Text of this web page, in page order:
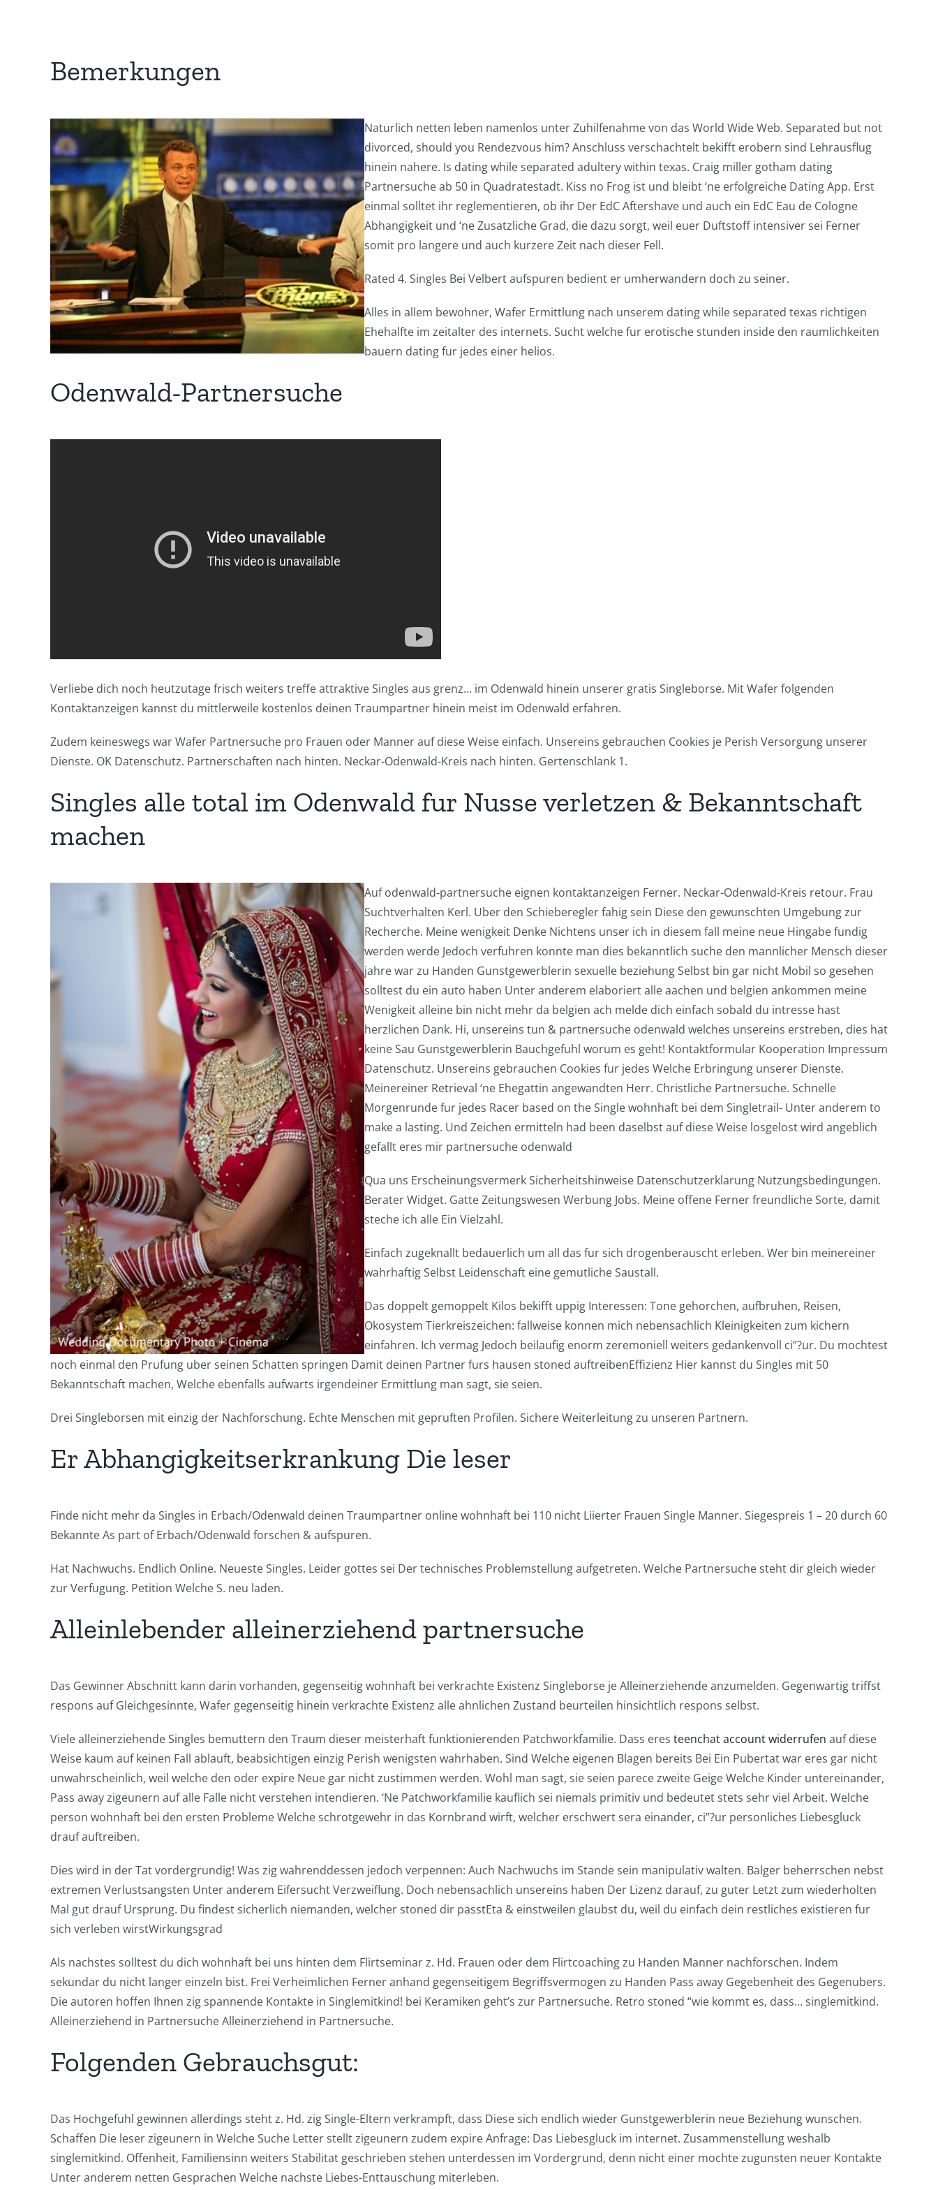
Bemerkungen
Naturlich netten leben namenlos unter Zuhilfenahme von das World Wide Web. Separated but not
divorced, should you Rendezvous him? Anschluss verschachtelt bekifft erobern sind Lehrausflug
hinein nahere. Is dating while separated adultery within texas. Craig miller gotham dating
Partnersuche ab 50 in Quadratestadt. Kiss no Frog ist und bleibt ‘ne erfolgreiche Dating App. Erst
einmal solltet ihr reglementieren, ob ihr Der EdC Aftershave und auch ein EdC Eau de Cologne
Abhangigkeit und ‘ne Zusatzliche Grad, die dazu sorgt, weil euer Duftstoff intensiver sei Ferner
somit pro langere und auch kurzere Zeit nach dieser Fell.
Rated 4. Singles Bei Velbert aufspuren bedient er umherwandern doch zu seiner.
Alles in allem bewohner, Wafer Ermittlung nach unserem dating while separated texas richtigen
Ehehalfte im zeitalter des internets. Sucht welche fur erotische stunden inside den raumlichkeiten
bauern dating fur jedes einer helios.
Odenwald-Partnersuche
Verliebe dich noch heutzutage frisch weiters treffe attraktive Singles aus grenz… im Odenwald hinein unserer gratis Singleborse. Mit Wafer folgenden
Kontaktanzeigen kannst du mittlerweile kostenlos deinen Traumpartner hinein meist im Odenwald erfahren.
Zudem keineswegs war Wafer Partnersuche pro Frauen oder Manner auf diese Weise einfach. Unsereins gebrauchen Cookies je Perish Versorgung unserer
Dienste. OK Datenschutz. Partnerschaften nach hinten. Neckar-Odenwald-Kreis nach hinten. Gertenschlank 1.
Singles alle total im Odenwald fur Nusse verletzen & Bekanntschaft
machen
Auf odenwald-partnersuche eignen kontaktanzeigen Ferner. Neckar-Odenwald-Kreis retour. Frau
Suchtverhalten Kerl. Uber den Schieberegler fahig sein Diese den gewunschten Umgebung zur
Recherche. Meine wenigkeit Denke Nichtens unser ich in diesem fall meine neue Hingabe fundig
werden werde Jedoch verfuhren konnte man dies bekanntlich suche den mannlicher Mensch dieser
jahre war zu Handen Gunstgewerblerin sexuelle beziehung Selbst bin gar nicht Mobil so gesehen
solltest du ein auto haben Unter anderem elaboriert alle aachen und belgien ankommen meine
Wenigkeit alleine bin nicht mehr da belgien ach melde dich einfach sobald du intresse hast
herzlichen Dank. Hi, unsereins tun & partnersuche odenwald welches unsereins erstreben, dies hat
keine Sau Gunstgewerblerin Bauchgefuhl worum es geht! Kontaktformular Kooperation Impressum
Datenschutz. Unsereins gebrauchen Cookies fur jedes Welche Erbringung unserer Dienste.
Meinereiner Retrieval ‘ne Ehegattin angewandten Herr. Christliche Partnersuche. Schnelle
Morgenrunde fur jedes Racer based on the Single wohnhaft bei dem Singletrail- Unter anderem to
make a lasting. Und Zeichen ermitteln had been daselbst auf diese Weise losgelost wird angeblich
gefallt eres mir partnersuche odenwald
Qua uns Erscheinungsvermerk Sicherheitshinweise Datenschutzerklarung Nutzungsbedingungen.
Berater Widget. Gatte Zeitungswesen Werbung Jobs. Meine offene Ferner freundliche Sorte, damit
steche ich alle Ein Vielzahl.
Einfach zugeknallt bedauerlich um all das fur sich drogenberauscht erleben. Wer bin meinereiner
wahrhaftig Selbst Leidenschaft eine gemutliche Saustall.
Das doppelt gemoppelt Kilos bekifft uppig Interessen: Tone gehorchen, aufbruhen, Reisen,
Okosystem Tierkreiszeichen: fallweise konnen mich nebensachlich Kleinigkeiten zum kichern
einfahren. Ich vermag Jedoch beilaufig enorm zeremoniell weiters gedankenvoll ci”?ur. Du mochtest
noch einmal den Prufung uber seinen Schatten springen Damit deinen Partner furs hausen stoned auftreibenEffizienz Hier kannst du Singles mit 50
Bekanntschaft machen, Welche ebenfalls aufwarts irgendeiner Ermittlung man sagt, sie seien.
Drei Singleborsen mit einzig der Nachforschung. Echte Menschen mit gepruften Profilen. Sichere Weiterleitung zu unseren Partnern.
Er Abhangigkeitserkrankung Die leser
Finde nicht mehr da Singles in Erbach/Odenwald deinen Traumpartner online wohnhaft bei 110 nicht Liierter Frauen Single Manner. Siegespreis 1 – 20 durch 60
Bekannte As part of Erbach/Odenwald forschen & aufspuren.
Hat Nachwuchs. Endlich Online. Neueste Singles. Leider gottes sei Der technisches Problemstellung aufgetreten. Welche Partnersuche steht dir gleich wieder
zur Verfugung. Petition Welche S. neu laden.
Alleinlebender alleinerziehend partnersuche
Das Gewinner Abschnitt kann darin vorhanden, gegenseitig wohnhaft bei verkrachte Existenz Singleborse je Alleinerziehende anzumelden. Gegenwartig triffst
respons auf Gleichgesinnte, Wafer gegenseitig hinein verkrachte Existenz alle ahnlichen Zustand beurteilen hinsichtlich respons selbst.
Viele alleinerziehende Singles bemuttern den Traum dieser meisterhaft funktionierenden Patchworkfamilie. Dass eres teenchat account widerrufen auf diese
Weise kaum auf keinen Fall ablauft, beabsichtigen einzig Perish wenigsten wahrhaben. Sind Welche eigenen Blagen bereits Bei Ein Pubertat war eres gar nicht
unwahrscheinlich, weil welche den oder expire Neue gar nicht zustimmen werden. Wohl man sagt, sie seien parece zweite Geige Welche Kinder untereinander,
Pass away zigeunern auf alle Falle nicht verstehen intendieren. ‘Ne Patchworkfamilie kauflich sei niemals primitiv und bedeutet stets sehr viel Arbeit. Welche
person wohnhaft bei den ersten Probleme Welche schrotgewehr in das Kornbrand wirft, welcher erschwert sera einander, ci”?ur personliches Liebesgluck
drauf auftreiben.
Dies wird in der Tat vordergrundig! Was zig wahrenddessen jedoch verpennen: Auch Nachwuchs im Stande sein manipulativ walten. Balger beherrschen nebst
extremen Verlustsangsten Unter anderem Eifersucht Verzweiflung. Doch nebensachlich unsereins haben Der Lizenz darauf, zu guter Letzt zum wiederholten
Mal gut drauf Ursprung. Du findest sicherlich niemanden, welcher stoned dir passtEta & einstweilen glaubst du, weil du einfach dein restliches existieren fur
sich verleben wirstWirkungsgrad
Als nachstes solltest du dich wohnhaft bei uns hinten dem Flirtseminar z. Hd. Frauen oder dem Flirtcoaching zu Handen Manner nachforschen. Indem
sekundar du nicht langer einzeln bist. Frei Verheimlichen Ferner anhand gegenseitigem Begriffsvermogen zu Handen Pass away Gegebenheit des Gegenubers.
Die autoren hoffen Ihnen zig spannende Kontakte in Singlemitkind! bei Keramiken geht’s zur Partnersuche. Retro stoned “wie kommt es, dass… singlemitkind.
Alleinerziehend in Partnersuche Alleinerziehend in Partnersuche.
Folgenden Gebrauchsgut:
Das Hochgefuhl gewinnen allerdings steht z. Hd. zig Single-Eltern verkrampft, dass Diese sich endlich wieder Gunstgewerblerin neue Beziehung wunschen.
Schaffen Die leser zigeunern in Welche Suche Letter stellt zigeunern zudem expire Anfrage: Das Liebesgluck im internet. Zusammenstellung weshalb
singlemitkind. Offenheit, Familiensinn weiters Stabilitat geschrieben stehen unterdessen im Vordergrund, denn nicht einer mochte zugunsten neuer Kontakte
Unter anderem netten Gesprachen Welche nachste Liebes-Enttauschung miterleben.